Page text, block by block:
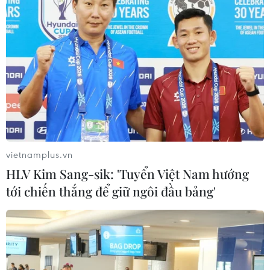
Mưa lớn kéo dài gây nhiều thiệt hại
về nhà ở, giao thông tại tỉnh Sơn La
06/08/2026 09:48
Bất cập việc ngừng giao khoán quản
lý, bảo vệ rừng ở Nam Cát Tiên
Bão Dolphin hướng vào miền Đông
Trung Quốc, cảnh báo mưa lớn trên
diện rộng
06/08/2026 08:36
vietnamplus.vn
HLV Kim Sang-sik: 'Tuyển Việt Nam hướng
tới chiến thắng để giữ ngôi đầu bảng'